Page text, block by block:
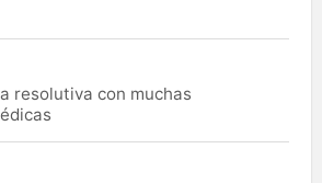
resolutiva con muchas